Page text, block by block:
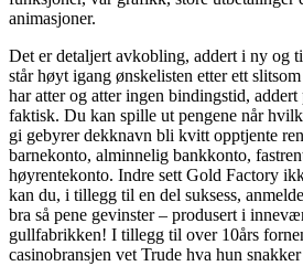
animasjoner.
Det er detaljert avkobling, addert i ny og
står høyt igang ønskelisten etter ett
har atter og atter ingen bindingstid,
faktisk. Du kan spille ut pengene når
gi gebyrer dekknavn bli kvitt opptjente
barnekonto, alminnelig bankkonto,
høyrentekonto. Indre sett Gold Factory
kan du, i tillegg til en del suksess,
bra så pene gevinster – produsert i
gullfabrikken! I tillegg til over 10års
casinobransjen vet Trude hva hun